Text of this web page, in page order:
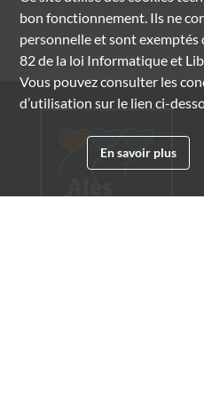
bon fonctionnement. Ils ne
personnelle et sont
82 de la loi Informatique et
Vous pouvez consulter les
d’utilisation sur le lien ci-
En savoir plus